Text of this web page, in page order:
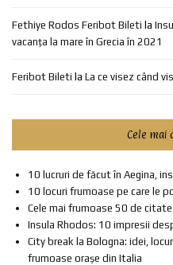
Fethiye Rodos Feribot Bileti la
vacanța la mare în Grecia în 2021
Feribot Bileti la La ce visez când
Cele mai
10 lucruri de făcut în Aegina,
10 locuri frumoase pe care le
Cele mai frumoase 50 de
Insula Rhodos: 10 impresii
City break la Bologna: idei,
frumoase orașe din Italia